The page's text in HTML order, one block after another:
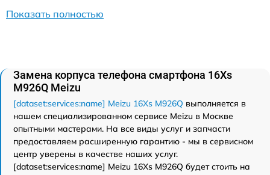
Показать полностью
Замена корпуса телефона смартфона 16Xs
M926Q Meizu
[dataset:services:name] Meizu 16Xs M926Q выполняется в
нашем специализированном сервисе Meizu в Москве
опытными мастерами. На все виды услуг и запчасти
предоставляем расширенную гарантию - мы в сервисном
центр уверены в качестве наших услуг.
[dataset:services:name] Meizu 16Xs M926Q будет стоить на